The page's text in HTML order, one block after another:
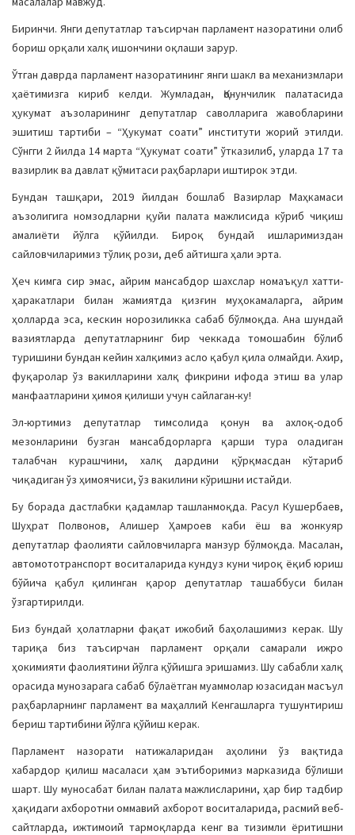
Биринчи. Янги депутатлар таъсирчан парламент назоратини олиб
бориш орқали халқ ишончини оқлаши зарур.
Ўтган даврда парламент назоратининг янги шакл ва механизмлари
ҳаётимизга кириб келди. Жумладан, Қонунчилик палатасида
ҳукумат аъзоларининг депутатлар саволларига жавобларини
эшитиш тартиби – “Ҳукумат соати” институти жорий этилди.
Сўнгги 2 йилда 14 марта “Ҳукумат соати” ўтказилиб, уларда 17 та
вазирлик ва давлат қўмитаси раҳбарлари иштирок этди.
Бундан ташқари, 2019 йилдан бошлаб Вазирлар Маҳкамаси
аъзолигига номзодларни қуйи палата мажлисида кўриб чиқиш
амалиёти йўлга қўйилди. Бироқ бундай ишларимиздан
сайловчиларимиз тўлиқ рози, деб айтишга ҳали эрта.
Ҳеч кимга сир эмас, айрим мансабдор шахслар номаъқул хатти-
ҳаракатлари билан жамиятда қизғин муҳокамаларга, айрим
ҳолларда эса, кескин норозиликка сабаб бўлмоқда. Ана шундай
вазиятларда депутатларнинг бир чеккада томошабин бўлиб
туришини бундан кейин халқимиз асло қабул қила олмайди. Ахир,
фуқаролар ўз вакилларини халқ фикрини ифода этиш ва улар
манфаатларини ҳимоя қилиши учун сайлаган-ку!
Эл-юртимиз депутатлар тимсолида қонун ва ахлоқ-одоб
мезонларини бузган мансабдорларга қарши тура оладиган
талабчан курашчини, халқ дардини қўрқмасдан кўтариб
чиқадиган ўз ҳимоячиси, ўз вакилини кўришни истайди.
Бу борада дастлабки қадамлар ташланмоқда. Расул Кушербаев,
Шуҳрат Полвонов, Алишер Ҳамроев каби ёш ва жонкуяр
депутатлар фаолияти сайловчиларга манзур бўлмоқда. Масалан,
автомототранспорт воситаларида кундуз куни чироқ ёқиб юриш
бўйича қабул қилинган қарор депутатлар ташаббуси билан
ўзгартирилди.
Биз бундай ҳолатларни фақат ижобий баҳолашимиз керак. Шу
тариқа биз таъсирчан парламент орқали самарали ижро
ҳокимияти фаолиятини йўлга қўйишга эришамиз. Шу сабабли халқ
орасида мунозарага сабаб бўлаётган муаммолар юзасидан масъул
раҳбарларнинг парламент ва маҳаллий Кенгашларга тушунтириш
бериш тартибини йўлга қўйиш керак.
Парламент назорати натижаларидан аҳолини ўз вақтида
хабардор қилиш масаласи ҳам эътиборимиз марказида бўлиши
шарт. Шу муносабат билан палата мажлисларини, ҳар бир тадбир
ҳақидаги ахборотни оммавий ахборот воситаларида, расмий веб-
сайтларда, ижтимоий тармоқларда кенг ва тизимли ёритишни